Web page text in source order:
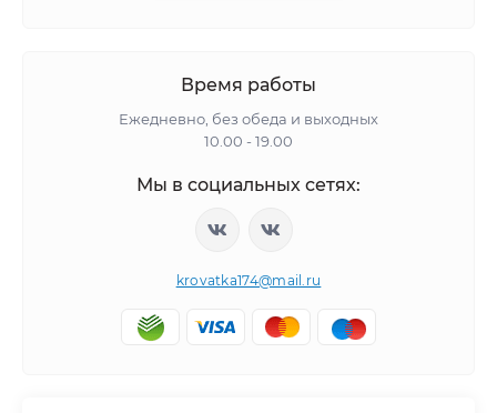
Время работы
Ежедневно, без обеда и выходных
10.00 - 19.00
Мы в социальных сетях:
krovatka174@mail.ru